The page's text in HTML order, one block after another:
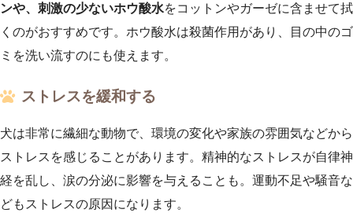
ンや、刺激の少ないホウ酸水をコットンやガーゼに含ませて拭
くのがおすすめです。ホウ酸水は殺菌作用があり、目の中のゴ
ミを洗い流すのにも使えます。
ストレスを緩和する
犬は非常に繊細な動物で、環境の変化や家族の雰囲気などから
ストレスを感じることがあります。精神的なストレスが自律神
経を乱し、涙の分泌に影響を与えることも。運動不足や騒音な
どもストレスの原因になります。